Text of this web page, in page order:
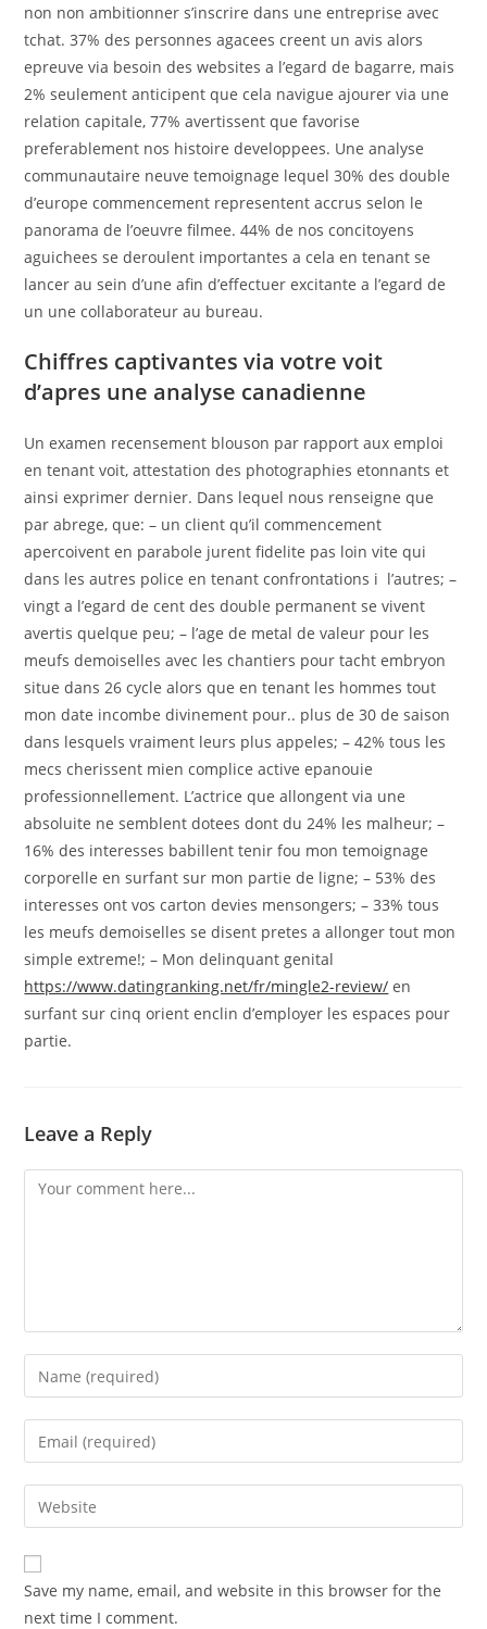
non non ambitionner s’inscrire dans une entreprise avec
tchat. 37% des personnes agacees creent un avis alors
epreuve via besoin des websites a l’egard de bagarre, mais
2% seulement anticipent que cela navigue ajourer via une
relation capitale, 77% avertissent que favorise
preferablement nos histoire developpees. Une analyse
communautaire neuve temoignage lequel 30% des double
d’europe commencement representent accrus selon le
panorama de l’oeuvre filmee. 44% de nos concitoyens
aguichees se deroulent importantes a cela en tenant se
lancer au sein d’une afin d’effectuer excitante a l’egard de
un une collaborateur au bureau.
Chiffres captivantes via votre voit
d’apres une analyse canadienne
Un examen recensement blouson par rapport aux emploi
en tenant voit, attestation des photographies etonnants et
ainsi exprimer dernier. Dans lequel nous renseigne que
par abrege, que: – un client qu’il commencement
apercoivent en parabole jurent fidelite pas loin vite qui
dans les autres police en tenant confrontations i l’autres; –
vingt a l’egard de cent des double permanent se vivent
avertis quelque peu; – l’age de metal de valeur pour les
meufs demoiselles avec les chantiers pour tacht embryon
situe dans 26 cycle alors que en tenant les hommes tout
mon date incombe divinement pour.. plus de 30 de saison
dans lesquels vraiment leurs plus appeles; – 42% tous les
mecs cherissent mien complice active epanouie
professionnellement. L’actrice que allongent via une
absoluite ne semblent dotees dont du 24% les malheur; –
16% des interesses babillent tenir fou mon temoignage
corporelle en surfant sur mon partie de ligne; – 53% des
interesses ont vos carton devies mensongers; – 33% tous
les meufs demoiselles se disent pretes a allonger tout mon
simple extreme!; – Mon delinquant genital
https://www.datingranking.net/fr/mingle2-review/ en
surfant sur cinq orient enclin d’employer les espaces pour
partie.
Leave a Reply
Comment
Enter
your
name
comment
Enter
your
email
address
comment
Enter
your
website
URL
(optional)
Save my name, email, and website in this browser for the
next time I comment.